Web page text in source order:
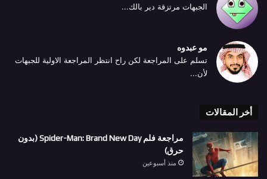
الجبهات مرتزقة دير بالك...
مو عبدوه
تسلم على المراجعة لكن راح انتظر المراجعة الاولية للجبهات
لأن...
أخر المقالات
مراجعة فلم Spider-Man: Brand New Day (بدون
حرق)
منذ أسبوعين